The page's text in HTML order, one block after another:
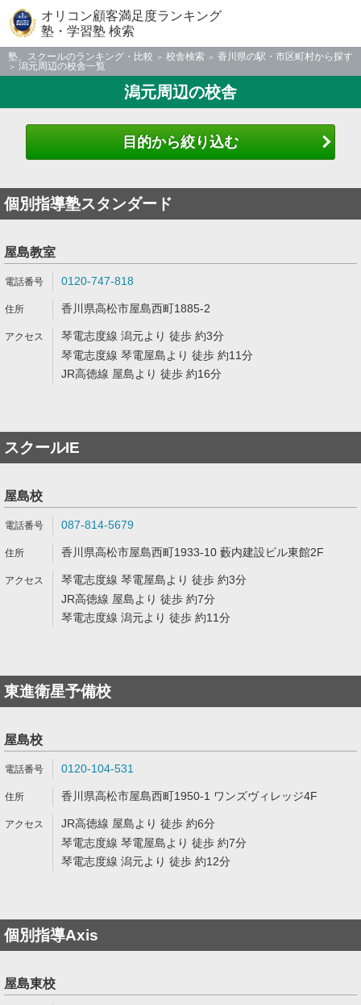
オリコン顧客満足度ランキング
塾・学習塾 検索
塾、スクールのランキング・比較 校舎検索
香川県の駅・市区町村から探す
潟元周辺の校舎一覧
潟元周辺の校舎
目的から絞り込む
個別指導塾スタンダード
屋島教室
0120-747-818
香川県高松市屋島西町1885-2
琴電志度線 潟元より 徒歩 約3分
琴電志度線 琴電屋島より 徒歩 約11分
JR高徳線 屋島より 徒歩 約16分
スクールIE
屋島校
087-814-5679
香川県高松市屋島西町1933-10 藪内建設ビル東館2F
琴電志度線 琴電屋島より 徒歩 約3分
JR高徳線 屋島より 徒歩 約7分
琴電志度線 潟元より 徒歩 約11分
東進衛星予備校
屋島校
0120-104-531
香川県高松市屋島西町1950-1 ワンズヴィレッジ4F
JR高徳線 屋島より 徒歩 約6分
琴電志度線 琴電屋島より 徒歩 約7分
琴電志度線 潟元より 徒歩 約12分
個別指導Axis
屋島東校